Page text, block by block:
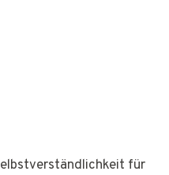
für